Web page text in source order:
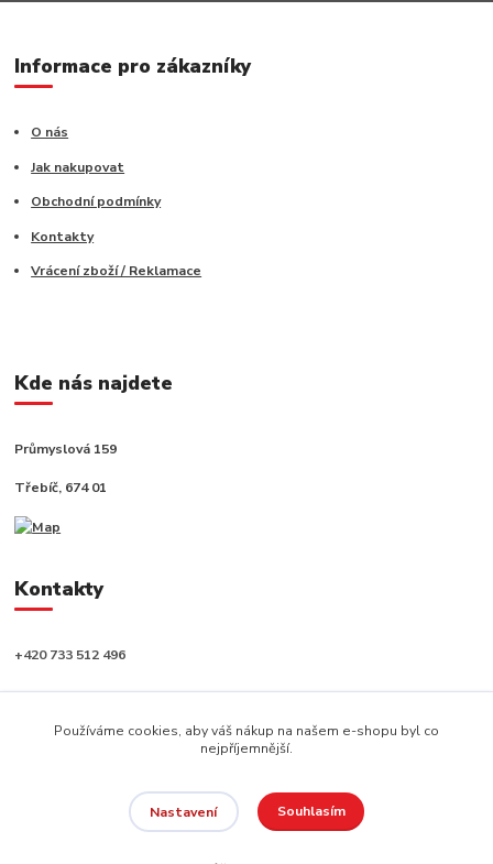
Informace pro zákazníky
O nás
Jak nakupovat
Obchodní podmínky
Kontakty
Vrácení zboží / Reklamace
Kde nás najdete
Průmyslová 159
Třebíč, 674 01
Kontakty
+420 733 512 496
info@capushop.cz
Používáme cookies, aby váš nákup na našem e-shopu byl co
nejpříjemnější.
Nastavení Souhlasím